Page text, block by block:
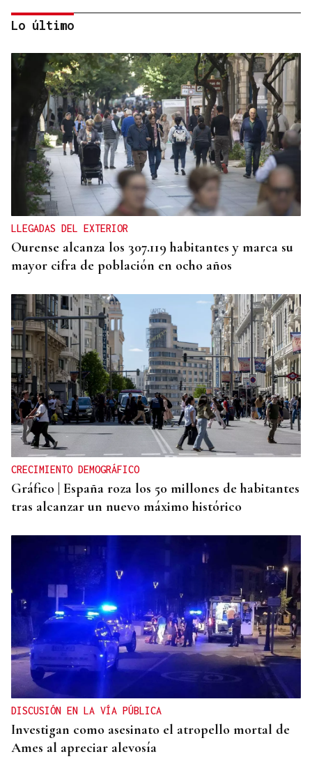
CONCIERTO EN PARÍS
La música de Vigo conquista París con una misa
solemne y dos memorables conciertos
Lo último
LLEGADAS DEL EXTERIOR
Ourense alcanza los 307.119 habitantes y marca su
mayor cifra de población en ocho años
CRECIMIENTO DEMOGRÁFICO
Gráfico | España roza los 50 millones de habitantes
tras alcanzar un nuevo máximo histórico
DISCUSIÓN EN LA VÍA PÚBLICA
Investigan como asesinato el atropello mortal de
Ames al apreciar alevosía